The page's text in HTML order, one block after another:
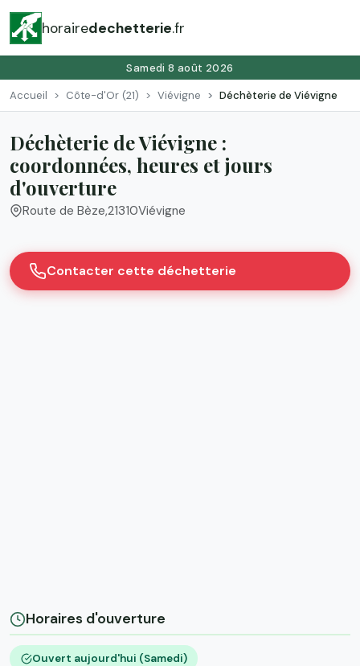
horairedechetterie.fr
Samedi 8 août 2026
Accueil Côte-d'Or (21) Viévigne Déchèterie de Viévigne
Déchèterie de Viévigne :
coordonnées, heures et jours
d'ouverture
Route de Bèze,21310Viévigne
Contacter cette déchetterie
Horaires d'ouverture
Ouvert aujourd'hui (Samedi)